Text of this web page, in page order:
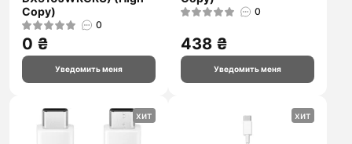
Copy)
0
0 ₴
Уведомить меня
0
438 ₴
Уведомить меня
хит хит